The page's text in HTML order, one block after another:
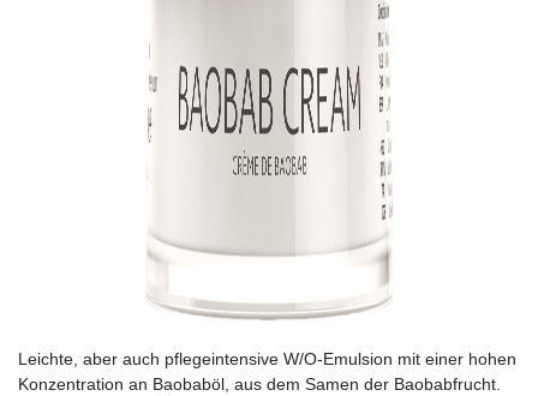
Leichte, aber auch pflegeintensive W/O-Emulsion mit einer hohen
Konzentration an Baobaböl, aus dem Samen der Baobabfrucht.